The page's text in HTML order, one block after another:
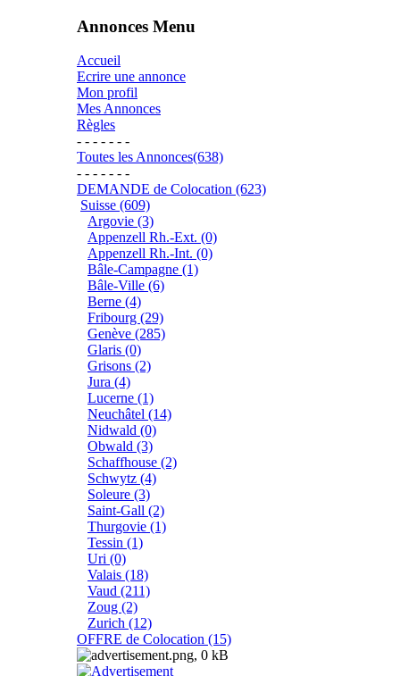
Annonces Menu
Accueil
Ecrire une annonce
Mon profil
Mes Annonces
Règles
- - - - - - -
Toutes les Annonces(638)
- - - - - - -
DEMANDE de Colocation (623)
Suisse (609)
Argovie (3)
Appenzell Rh.-Ext. (0)
Appenzell Rh.-Int. (0)
Bâle-Campagne (1)
Bâle-Ville (6)
Berne (4)
Fribourg (29)
Genève (285)
Glaris (0)
Grisons (2)
Jura (4)
Lucerne (1)
Neuchâtel (14)
Nidwald (0)
Obwald (3)
Schaffhouse (2)
Schwytz (4)
Soleure (3)
Saint-Gall (2)
Thurgovie (1)
Tessin (1)
Uri (0)
Valais (18)
Vaud (211)
Zoug (2)
Zurich (12)
OFFRE de Colocation (15)